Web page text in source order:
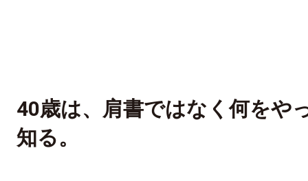
40歳は、肩書ではなく何をや
知る。